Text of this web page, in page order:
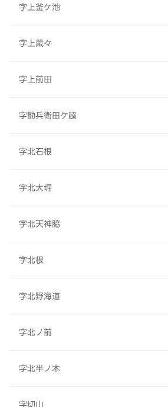
字上釜ケ池
字上蔵々
字上前田
字勘兵衛田ケ脇
字北石根
字北大堀
字北天神脇
字北根
字北野海道
字北ノ前
字北半ノ木